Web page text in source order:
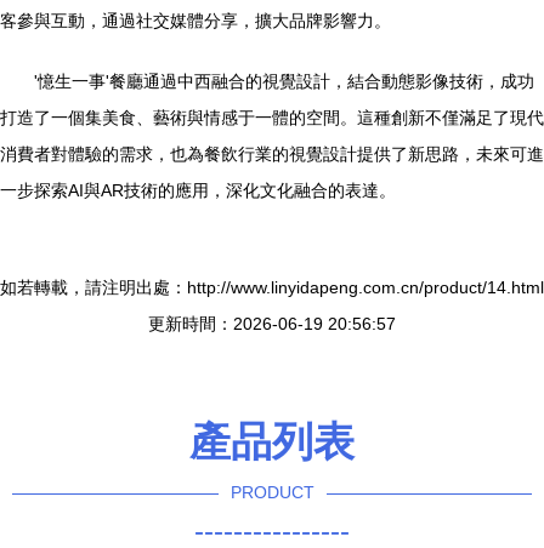
客參與互動，通過社交媒體分享，擴大品牌影響力。
'憶生一事'餐廳通過中西融合的視覺設計，結合動態影像技術，成功
打造了一個集美食、藝術與情感于一體的空間。這種創新不僅滿足了現代
消費者對體驗的需求，也為餐飲行業的視覺設計提供了新思路，未來可進
一步探索AI與AR技術的應用，深化文化融合的表達。
如若轉載，請注明出處：http://www.linyidapeng.com.cn/product/14.html
更新時間：2026-06-19 20:56:57
產品列表
PRODUCT
----------------